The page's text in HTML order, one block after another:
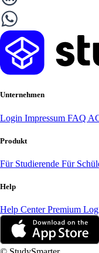
Unternehmen
Login Impressum FAQ
Produkt
Für Studierende Für
Help
Help CenterPremium